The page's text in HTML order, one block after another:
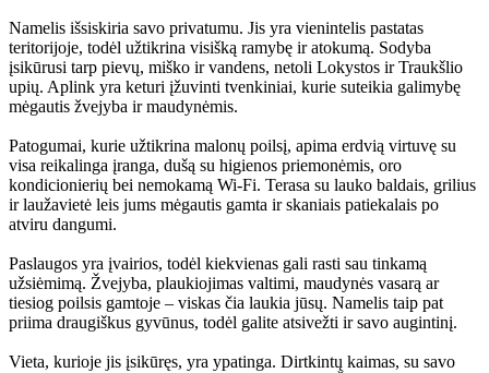
Namelis išsiskiria savo privatumu. Jis yra vienintelis pastatas
teritorijoje, todėl užtikrina visišką ramybę ir atokumą. Sodyba
įsikūrusi tarp pievų, miško ir vandens, netoli Lokystos ir Traukšlio
upių. Aplink yra keturi įžuvinti tvenkiniai, kurie suteikia galimybę
mėgautis žvejyba ir maudynėmis.
Patogumai, kurie užtikrina malonų poilsį, apima erdvią virtuvę su
visa reikalinga įranga, dušą su higienos priemonėmis, oro
kondicionierių bei nemokamą Wi-Fi. Terasa su lauko baldais, grilius
ir laužavietė leis jums mėgautis gamta ir skaniais patiekalais po
atviru dangumi.
Paslaugos yra įvairios, todėl kiekvienas gali rasti sau tinkamą
užsiėmimą. Žvejyba, plaukiojimas valtimi, maudynės vasarą ar
tiesiog poilsis gamtoje – viskas čia laukia jūsų. Namelis taip pat
priima draugiškus gyvūnus, todėl galite atsivežti ir savo augintinį.
Vieta, kurioje jis įsikūręs, yra ypatinga. Dirtkintų kaimas, su savo